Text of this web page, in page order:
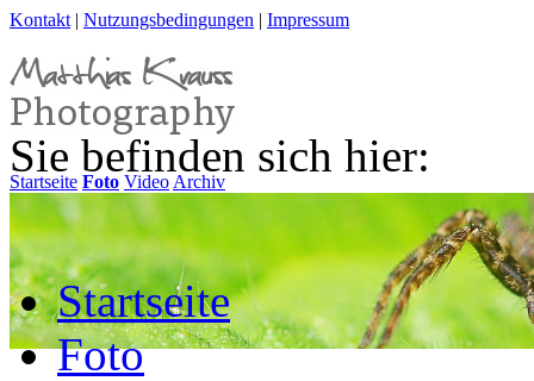
Kontakt | Nutzungsbedingungen | Impressum
Startseite Foto Video Archiv
Sie befinden sich hier:
Startseite
Foto